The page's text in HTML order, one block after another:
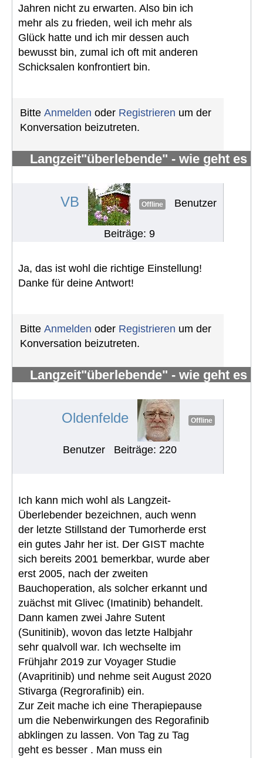
Jahren nicht zu erwarten. Also bin ich
mehr als zu frieden, weil ich mehr als
Glück hatte und ich mir dessen auch
bewusst bin, zumal ich oft mit anderen
Schicksalen konfrontiert bin.
Bitte Anmelden oder Registrieren um der
Konversation beizutreten.
Langzeit"überlebende" - wie geht es
VB Offline Benutzer
Beiträge: 9
Ja, das ist wohl die richtige Einstellung!
Danke für deine Antwort!
Bitte Anmelden oder Registrieren um der
Konversation beizutreten.
Langzeit"überlebende" - wie geht es
Oldenfelde Offline
Benutzer Beiträge: 220
Ich kann mich wohl als Langzeit-
Überlebender bezeichnen, auch wenn
der letzte Stillstand der Tumorherde erst
ein gutes Jahr her ist. Der GIST machte
sich bereits 2001 bemerkbar, wurde aber
erst 2005, nach der zweiten
Bauchoperation, als solcher erkannt und
zuächst mit Glivec (Imatinib) behandelt.
Dann kamen zwei Jahre Sutent
(Sunitinib), wovon das letzte Halbjahr
sehr qualvoll war. Ich wechselte im
Frühjahr 2019 zur Voyager Studie
(Avapritinib) und nehme seit August 2020
Stivarga (Regrorafinib) ein.
Zur Zeit mache ich eine Therapiepause
um die Nebenwirkungen des Regorafinib
abklingen zu lassen. Von Tag zu Tag
geht es besser . Man muss ein